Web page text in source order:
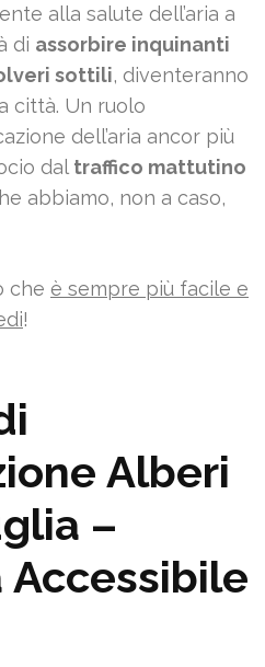
alla salute dell’aria a
di assorbire inquinanti
sottili, diventeranno
città. Un ruolo
dell’aria ancor più
dal traffico mattutino
abbiamo, non a caso,
che è sempre più facile e
!
Alberi
–
Accessibile